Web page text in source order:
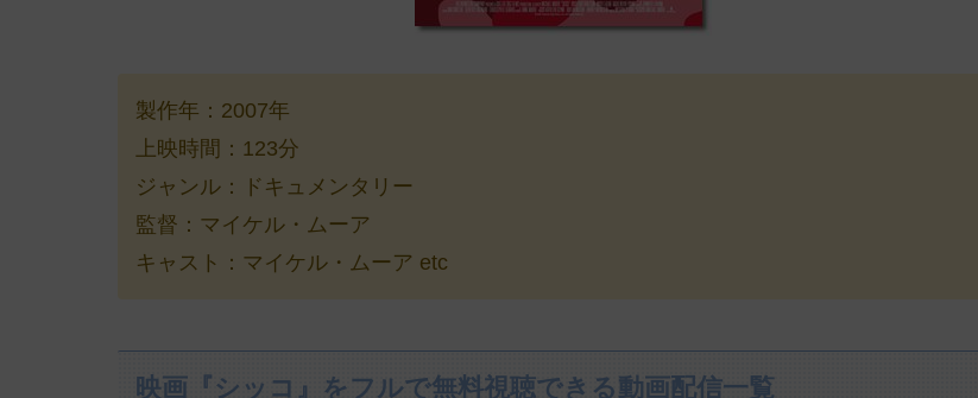
製作年：2007年
上映時間：123分
ジャンル：ドキュメンタリー
監督：マイケル・ムーア
キャスト：マイケル・ムーア etc
映画『シッコ』をフルで無料視聴できる動画配信一覧